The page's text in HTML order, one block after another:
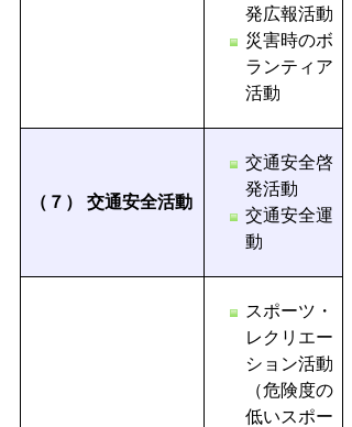
発広報活動
災害時のボ
ランティア
活動
（７） 交通安全活動
交通安全啓
発活動
交通安全運
動
スポーツ・
レクリエー
ション活動
（危険度の
低いスポー